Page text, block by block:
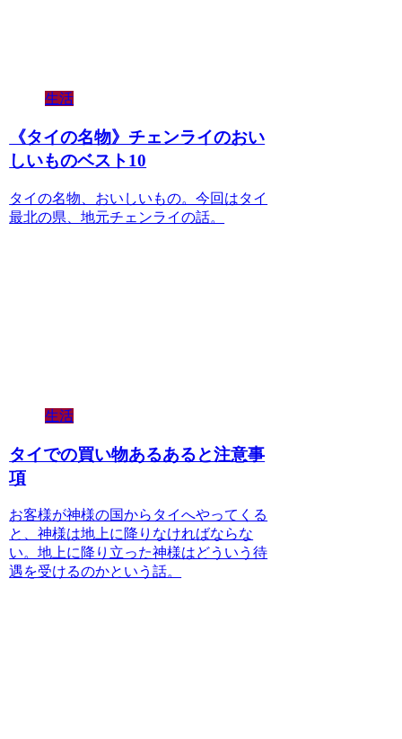
生活
《タイの名物》チェンライのおい
しいものベスト10
タイの名物、おいしいもの。今回はタイ
最北の県、地元チェンライの話。
生活
タイでの買い物あるあると注意事
項
お客様が神様の国からタイへやってくる
と、神様は地上に降りなければならな
い。地上に降り立った神様はどういう待
遇を受けるのかという話。